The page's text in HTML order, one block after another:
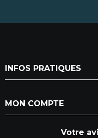
INFOS PRATIQUES
MON COMPTE
Votre